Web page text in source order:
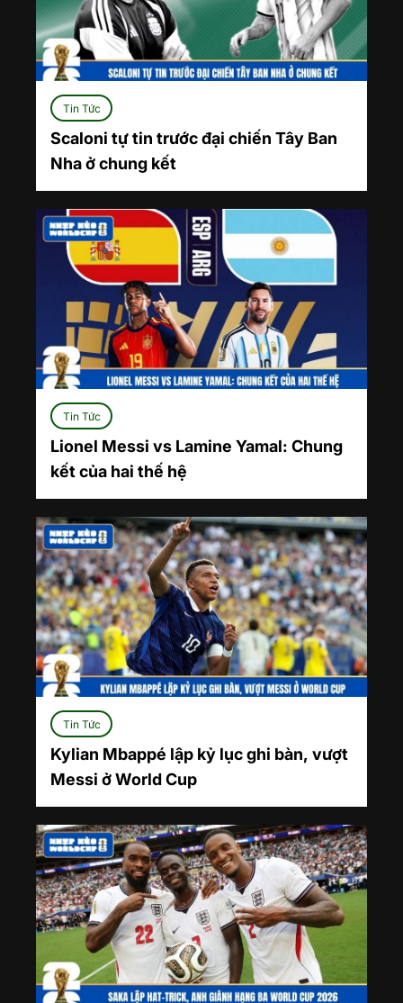
Tin Tức
Scaloni tự tin trước đại chiến Tây Ban
Nha ở chung kết
Tin Tức
Lionel Messi vs Lamine Yamal: Chung
kết của hai thế hệ
Tin Tức
Kylian Mbappé lập kỷ lục ghi bàn, vượt
Messi ở World Cup